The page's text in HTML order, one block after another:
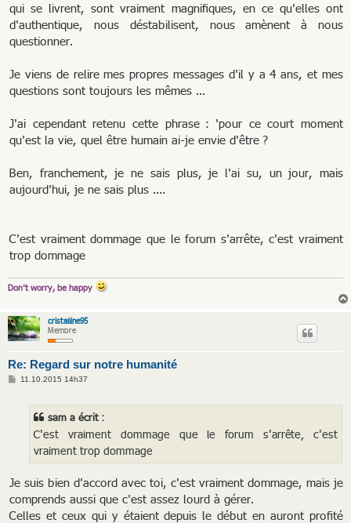
qui se livrent, sont vraiment magnifiques, en ce qu'elles ont
d'authentique, nous déstabilisent, nous amènent à nous
questionner.
Je viens de relire mes propres messages d'il y a 4 ans, et mes
questions sont toujours les mêmes ...
J'ai cependant retenu cette phrase : 'pour ce court moment
qu'est la vie, quel être humain ai-je envie d'être ?
Ben, franchement, je ne sais plus, je l'ai su, un jour, mais
aujourd'hui, je ne sais plus ....
C'est vraiment dommage que le forum s'arrête, c'est vraiment
trop dommage
Don't worry, be happy
cristalline95
Membre
Re: Regard sur notre humanité
M
11.10.2015 14h37
sam a écrit :
C'est vraiment dommage que le forum s'arrête, c'est
vraiment trop dommage
Je suis bien d'accord avec toi, c'est vraiment dommage, mais je
comprends aussi que c'est assez lourd à gérer.
Celles et ceux qui y étaient depuis le début en auront profité